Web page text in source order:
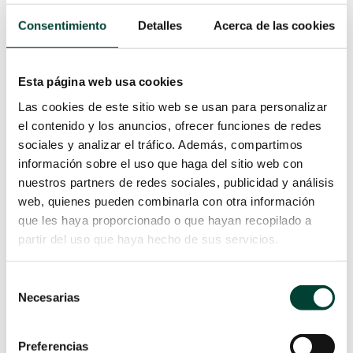
Consentimiento Detalles Acerca de las cookies
Esta página web usa cookies
Las cookies de este sitio web se usan para personalizar
el contenido y los anuncios, ofrecer funciones de redes
sociales y analizar el tráfico. Además, compartimos
información sobre el uso que haga del sitio web con
nuestros partners de redes sociales, publicidad y análisis
web, quienes pueden combinarla con otra información
que les haya proporcionado o que hayan recopilado a
partir del uso que haya hecho de sus servicios.
Necesarias
Preferencias
solo para la inserción de catéteres,
sino también para la identificación
de venas superficiales.
Visualización de Venas:
dispositivos se desarrollaron para
facilitar la visualización de venas,
especialmente en pacientes con
venas difíciles de encontrar.
Protectores de Puerto:Se
introdujeron para mejorar la
seguridad de los accesos
vasculares.
Anclaje Subcutáneo:Esta técnica
Pegamento de Cianoacrilato:
X